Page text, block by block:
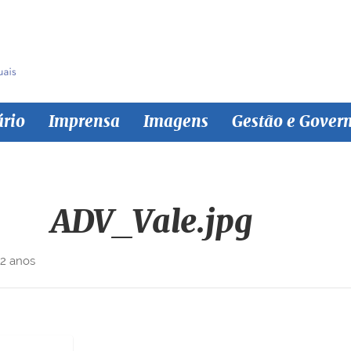
Imprensa Imagens Gestão e
ADV_Vale.jpg
anos